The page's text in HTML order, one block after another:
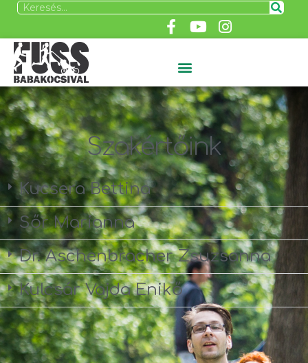
Szakértőink
Kucsera Bettina
Sőr Marianna
Dr. Aschenbracher Zsuzsanna
Kulcsár Vajda Enikő